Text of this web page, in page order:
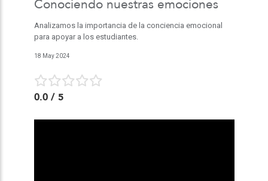
Conociendo nuestras emociones
Analizamos la importancia de la conciencia emocional
para apoyar a los estudiantes.
18 May 2024
0.0/ 5